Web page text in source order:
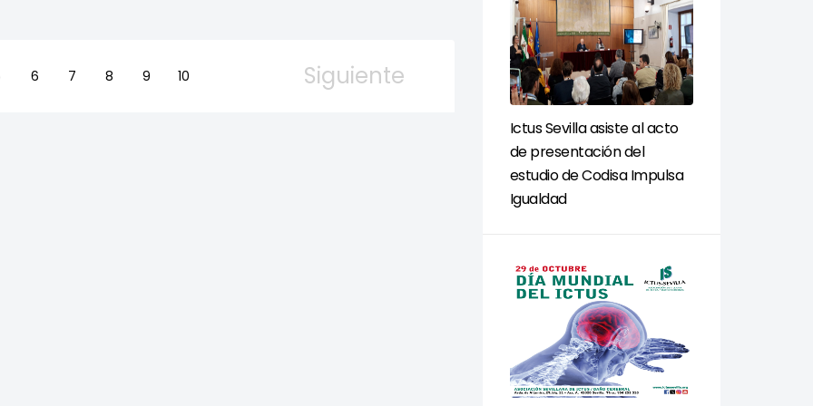
6 7 8 9 10 Siguiente
Ictus Sevilla asiste al acto
de presentación del
estudio de Codisa Impulsa
Igualdad